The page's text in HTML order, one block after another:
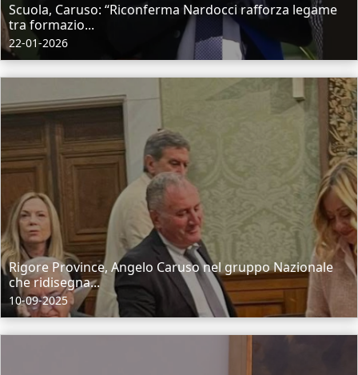
Scuola, Caruso: “Riconferma Nardocci rafforza legame
tra formazio...
22-01-2026
Rigore Province, Angelo Caruso nel gruppo Nazionale
che ridisegna...
10-09-2025